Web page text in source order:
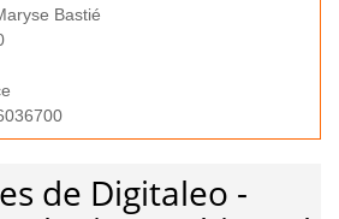
Bastié
de Digitaleo -